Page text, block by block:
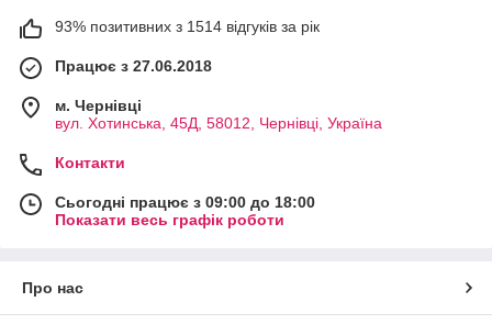
93% позитивних з 1514 відгуків за рік
Працює з 27.06.2018
м. Чернівці
вул. Хотинська, 45Д, 58012, Чернівці, Україна
Контакти
Сьогодні працює з 09:00 до 18:00
Показати весь графік роботи
Про нас